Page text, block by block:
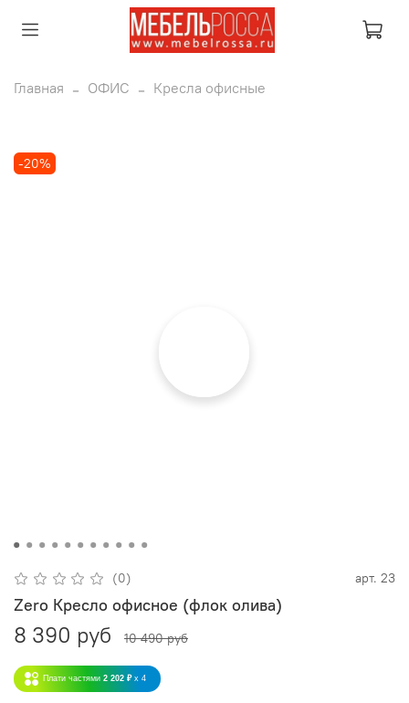
Главная ОФИС Кресла офисные
-20%
(0) арт. 23
Zero Кресло офисное (флок олива)
8 390 руб 10 490 руб
Плати частями 2 202 ₽ x 4